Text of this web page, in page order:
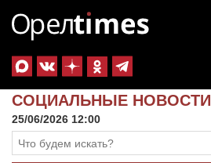
СОЦИАЛЬНЫЕ НОВОСТИ
25/06/2026 12:00